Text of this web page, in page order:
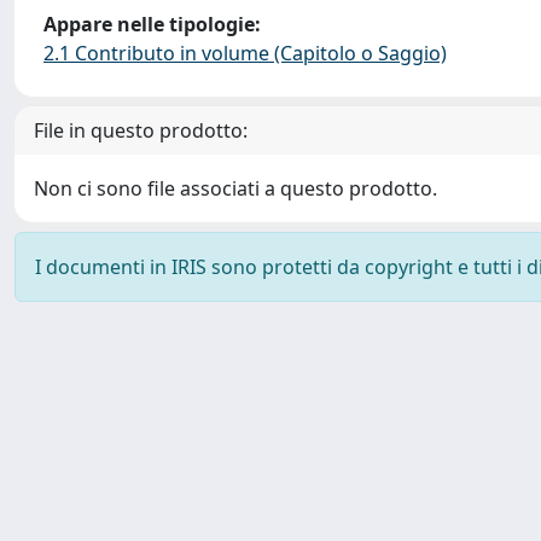
Appare nelle tipologie:
2.1 Contributo in volume (Capitolo o Saggio)
File in questo prodotto:
Non ci sono file associati a questo prodotto.
I documenti in IRIS sono protetti da copyright e tutti i